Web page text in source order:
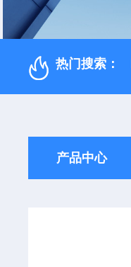
热门搜索：
产品中心